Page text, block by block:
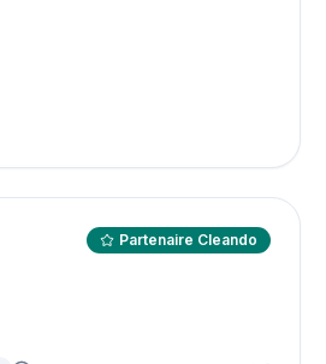
Partenaire Cleando